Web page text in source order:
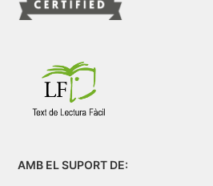
AMB EL SUPORT DE: